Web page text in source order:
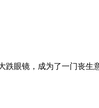
眼镜，成为了一门丧生